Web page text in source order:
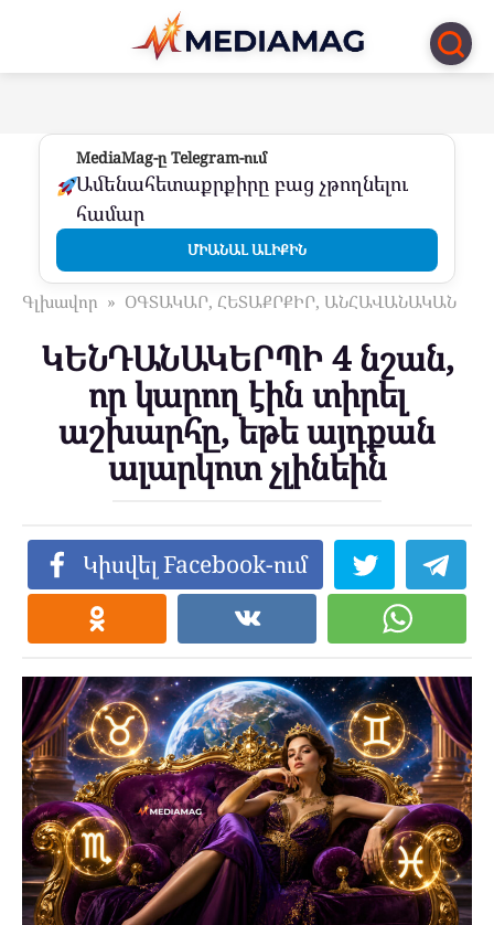
Перейти
контенту
MediaMag-ը Telegram-ում
Ամենահետաքրքիրը բաց չթողնելու
համար
ՄԻԱՆԱԼ ԱԼԻՔԻՆ
Գլխավոր » ՕԳՏԱԿԱՐ, ՀԵՏԱՔՐՔԻՐ, ԱՆՀԱՎԱՆԱԿԱՆ
ԿԵՆԴԱՆԱԿԵՐՊԻ 4 նշան,
որ կարող էին տիրել
աշխարհը, եթե այդքան
ալարկոտ չլինեին
Կիսվել Facebook-ում